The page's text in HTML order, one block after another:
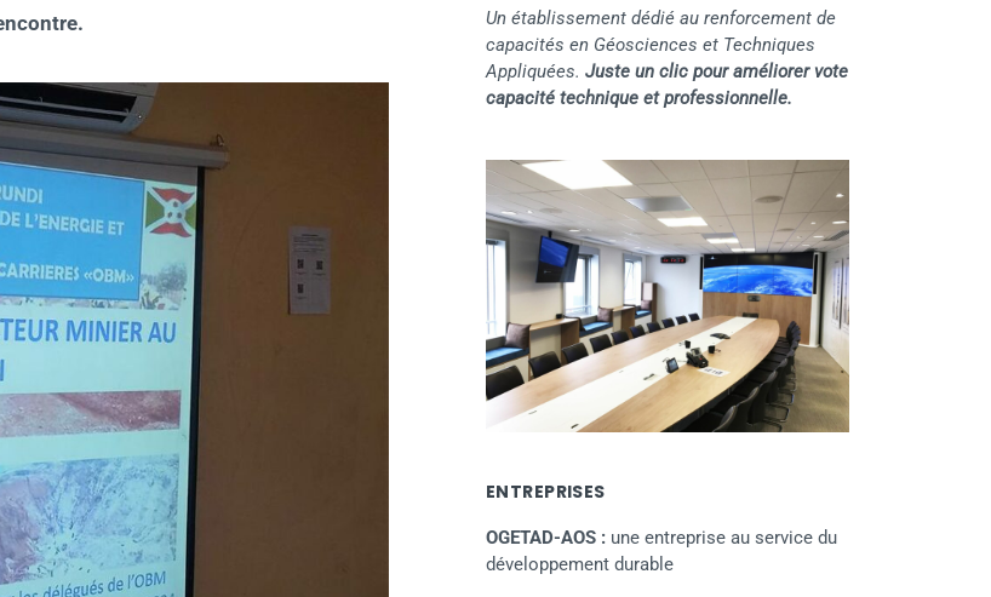
Un établissement dédié au renforcement de
capacités en Géosciences et Techniques
Appliquées. Juste un clic pour améliorer vote
capacité technique et professionnelle.
ENTREPRISES
OGETAD-AOS : une entreprise au service du
développement durable